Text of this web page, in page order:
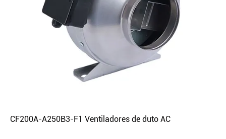
CF200A-A250B3-F1 Ventiladores de duto AC